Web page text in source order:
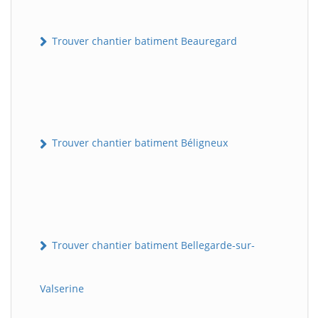
Trouver chantier batiment Beauregard
Trouver chantier batiment Béligneux
Trouver chantier batiment Bellegarde-sur-
Valserine